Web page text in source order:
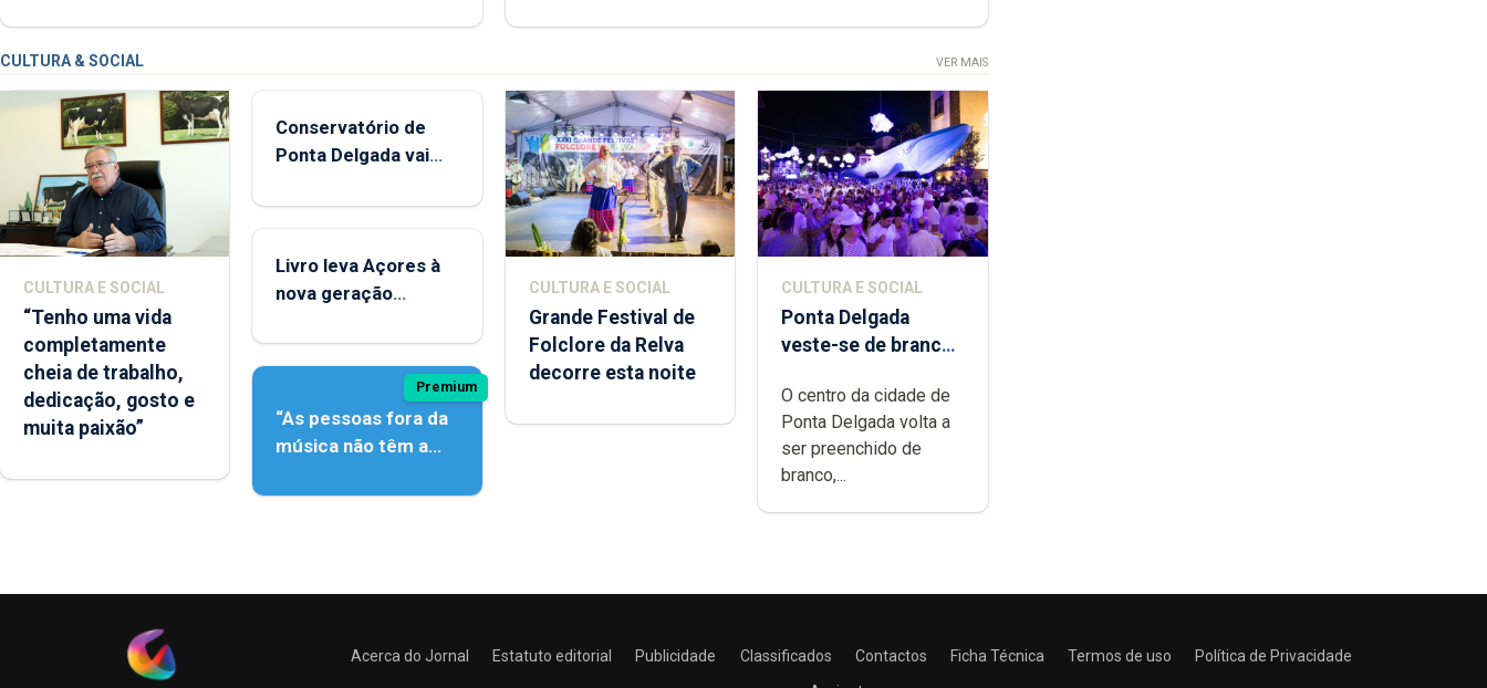
CULTURA & SOCIAL VER MAIS
CULTURA E SOCIAL
“Tenho uma vida
completamente
cheia de trabalho,
dedicação, gosto e
muita paixão”
Conservatório de
Ponta Delgada vai
instrumentos
Livro leva Açores à
nova geração
Premium
“As pessoas fora da
música não têm a
é produzir uma
CULTURA E SOCIAL
Grande Festival de
Folclore da Relva
decorre esta noite
CULTURA E SOCIAL
Ponta Delgada
veste-se de branco
O centro da cidade de
Ponta Delgada volta a
ser preenchido de
branco,...
Acerca do Jornal Estatuto editorial Publicidade Classificados Contactos Ficha Técnica Termos de uso
Política de Privacidade